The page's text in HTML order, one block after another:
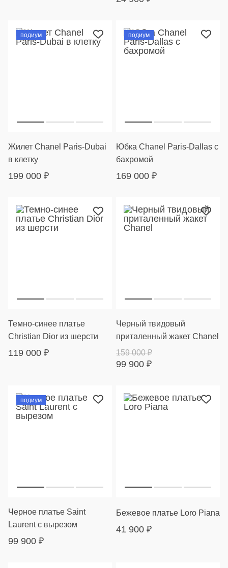
подиум
Жилет Chanel Paris-Dubai
в клетку
199 000 ₽
подиум
Юбка Chanel Paris-Dallas с
бахромой
169 000 ₽
Темно-синее платье
Christian Dior из шерсти
119 000 ₽
Черный твидовый
приталенный жакет Chanel
99 900 ₽
159 000₽
подиум
Черное платье Saint
Laurent с вырезом
99 900 ₽
Бежевое платье Loro Piana
41 900 ₽